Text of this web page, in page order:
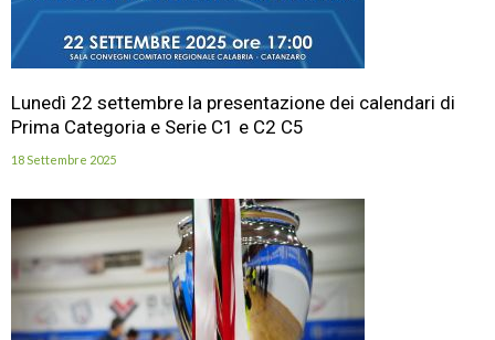
Lunedì 22 settembre la presentazione dei calendari di
Prima Categoria e Serie C1 e C2 C5
18 Settembre 2025